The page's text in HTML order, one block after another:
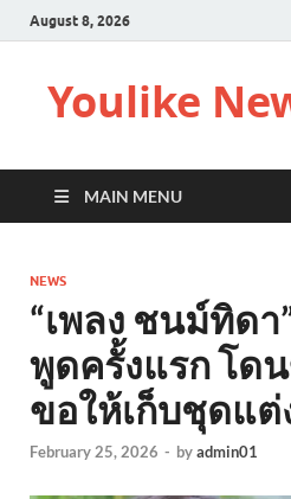
August 8, 2026
Youlike
MAIN MENU
NEWS
“เพลง ชนม์ทิด
พูดครั้งแรก โด
ขอให้เก็บชุดแต่
February 25, 2026 - byadmin01